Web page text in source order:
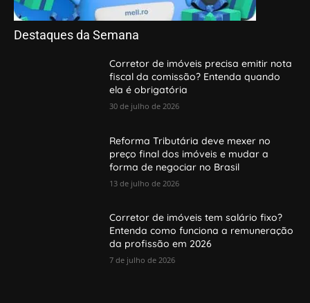
Destaques da Semana
Corretor de imóveis precisa emitir nota
fiscal da comissão? Entenda quando
ela é obrigatória
30 de julho de 2026
Reforma Tributária deve mexer no
preço final dos imóveis e mudar a
forma de negociar no Brasil
13 de julho de 2026
Corretor de imóveis tem salário fixo?
Entenda como funciona a remuneração
da profissão em 2026
7 de julho de 2026